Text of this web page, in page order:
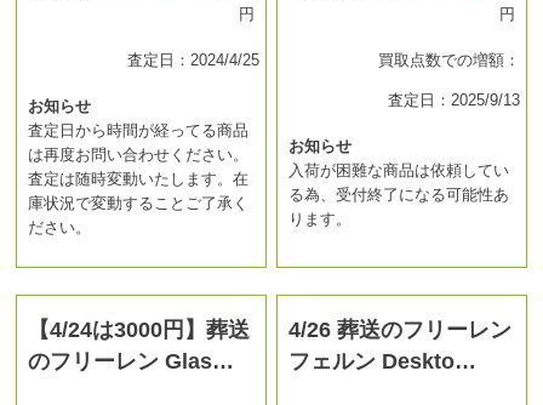
円
査定日：2024/4/25
お知らせ
査定日から時間が経ってる商品
は再度お問い合わせください。
査定は随時変動いたします。在
庫状況で変動することご了承く
ださい。
円
買取点数での増額：
査定日：2025/9/13
お知らせ
入荷が困難な商品は依頼してい
る為、受付終了になる可能性あ
ります。
【4/24は3000円】葬送
のフリーレン Glas…
4/26 葬送のフリーレン
フェルン Deskto…